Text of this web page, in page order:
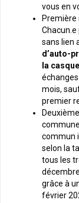
vous en
Première
sans lien
d’auto-
la
mois,
premier
commun
selon la
tous les
grâce à
février